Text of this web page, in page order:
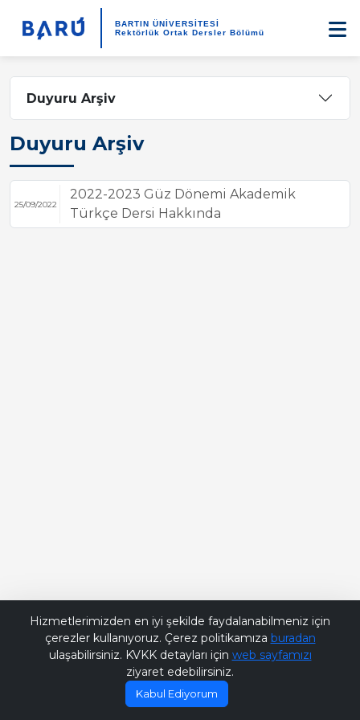
BARTIN ÜNİVERSİTESİ
Rektörlük Ortak Dersler Bölümü
Duyuru Arşiv
Duyuru Arşiv
25/09/2022
2022-2023 Güz Dönemi Akademik
Türkçe Dersi Hakkında
Hizmetlerimizden en iyi şekilde faydalanabilmeniz için
çerezler kullanıyoruz. Çerez politikamıza buradan
ulaşabilirsiniz. KVKK detayları için web sayfamızı
ziyaret edebilirsiniz.
Kabul Ediyorum
Bana Soru Sor | Ask Me